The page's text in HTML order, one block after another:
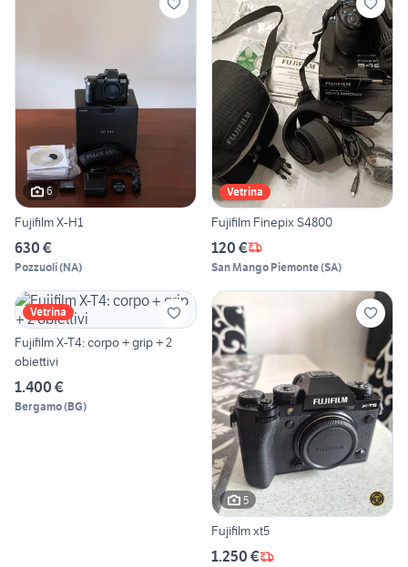
6
Fujifilm X-H1
630 €
Pozzuoli(NA)
Vetrina
Fujifilm Finepix S4800
120 €
San Mango Piemonte(SA)
Vetrina
Fujifilm X-T4: corpo + grip + 2
obiettivi
1.400 €
Bergamo(BG)
5
Fujifilm xt5
1.250 €